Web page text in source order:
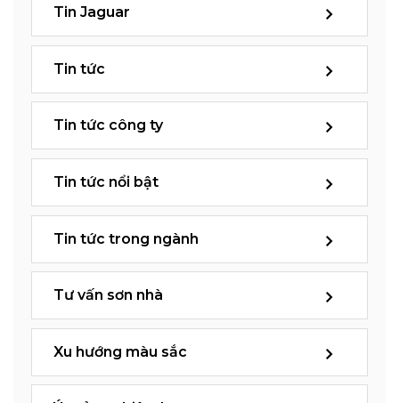
Tin Jaguar
Tin tức
Tin tức công ty
Tin tức nổi bật
Tin tức trong ngành
Tư vấn sơn nhà
Xu hướng màu sắc